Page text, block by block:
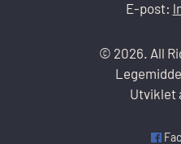
E-post:
© 2026. All
Utviklet